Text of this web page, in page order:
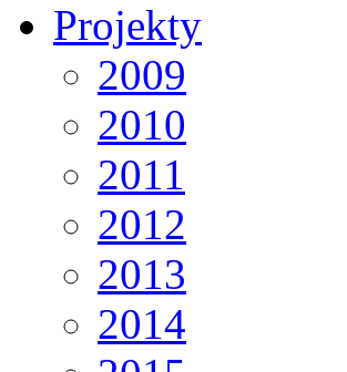
Projekty
2009
2010
2011
2012
2013
2014